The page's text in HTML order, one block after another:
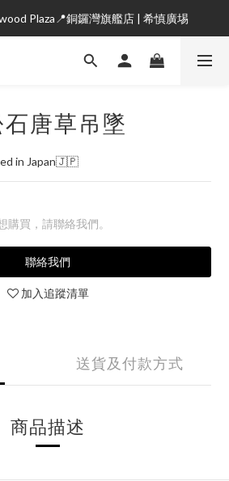
Plaza📍銅鑼灣旗艦店 | 希慎廣埸
唐草吊墜
in Japan🇯🇵
購買，請聯絡我們。
聯絡我們
加入追蹤清單
送貨及付款方式
商品描述